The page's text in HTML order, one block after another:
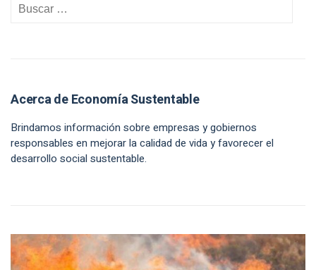
Acerca de Economía Sustentable
Brindamos información sobre empresas y gobiernos
responsables en mejorar la calidad de vida y favorecer el
desarrollo social sustentable.